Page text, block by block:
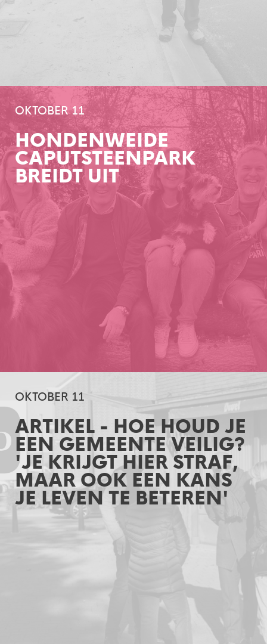
OKTOBER 11
HONDENWEIDE
CAPUTSTEENPARK
BREIDT UIT
OKTOBER 11
ARTIKEL - HOE HOUD JE
EEN GEMEENTE VEILIG?
'JE KRIJGT HIER STRAF,
MAAR OOK EEN KANS
JE LEVEN TE BETEREN'